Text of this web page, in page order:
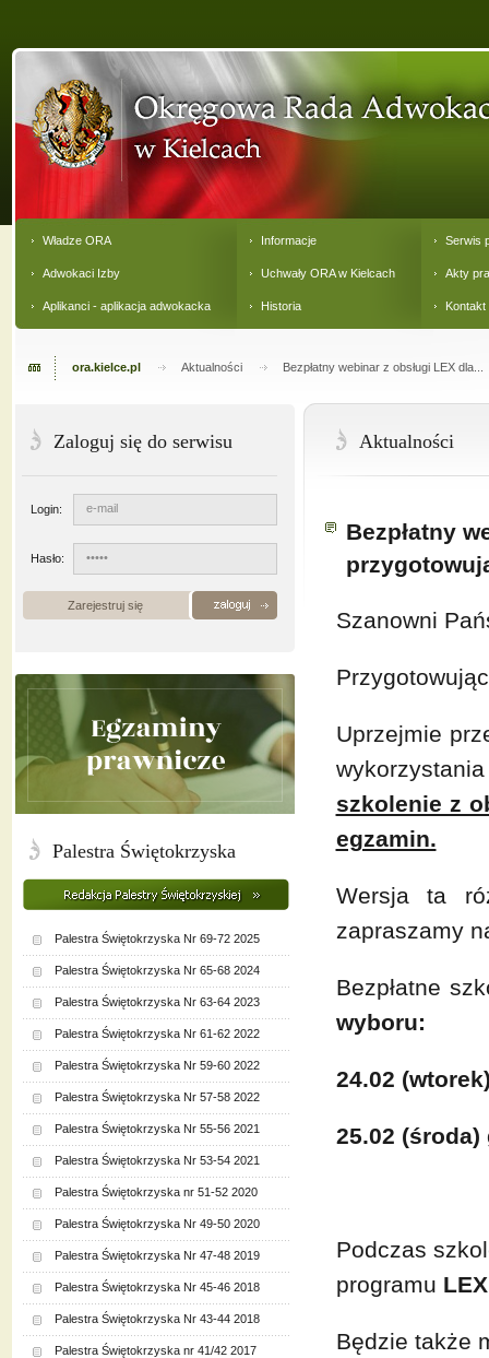
Władze ORA
Adwokaci Izby
Aplikanci - aplikacja adwokacka
Informacje
Uchwały ORA w Kielcach
Historia
Serwis
Akty
Kontakt
ora.kielce.pl Aktualności Bezpłatny webinar z obsługi LEX dla...
Aktualności
Bezpłatny
Szanowni
Uprzejmie
szkolenie z
egzamin.
Wersja ta
zapraszamy
Bezpłatne
wyboru:
24.02
25.02 (środa)
Podczas
programu
Będzie także
Zaloguj się do serwisu
Login:
Hasło:
Zarejestruj się
Palestra Świętokrzyska
Palestra Świętokrzyska Nr 69-72 2025
Palestra Świętokrzyska Nr 65-68 2024
Palestra Świętokrzyska Nr 63-64 2023
Palestra Świętokrzyska Nr 61-62 2022
Palestra Świętokrzyska Nr 59-60 2022
Palestra Świętokrzyska Nr 57-58 2022
Palestra Świętokrzyska Nr 55-56 2021
Palestra Świętokrzyska Nr 53-54 2021
Palestra Świętokrzyska nr 51-52 2020
Palestra Świętokrzyska Nr 49-50 2020
Palestra Świętokrzyska Nr 47-48 2019
Palestra Świętokrzyska Nr 45-46 2018
Palestra Świętokrzyska Nr 43-44 2018
Palestra Świętokrzyska nr 41/42 2017